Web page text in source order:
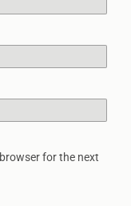
for the next